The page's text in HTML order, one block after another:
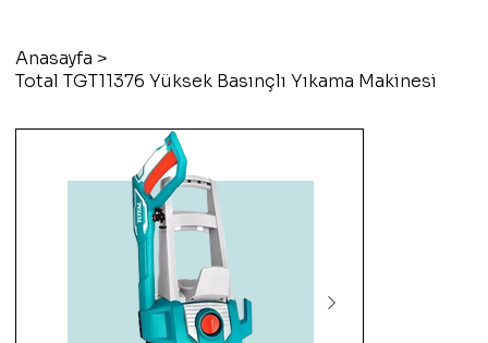
Anasayfa >
Total TGT11376 Yüksek Basınçlı Yıkama Makinesi